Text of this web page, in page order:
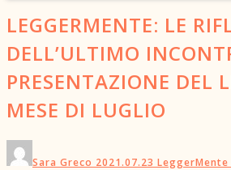
LEGGERMENTE: LE
DELL’ULTIMO
PRESENTAZIONE DEL
MESE DI LUGLIO
Sara Greco 2021.07.23